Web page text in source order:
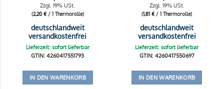
Zzgl. 19% USt.
(2,20 €/ 1 Thermorolle)
deutschlandweit
versandkostenfrei
Lieferzeit: sofort lieferbar
GTIN: 4260417551793
IN DEN WARENKORB
Zzgl. 19% USt.
(1,81€ / 1 Thermorolle)
deutschlandweit
versandkostenfrei
Lieferzeit: sofort lieferbar
GTIN: 4260417550697
IN DEN WARENKORB